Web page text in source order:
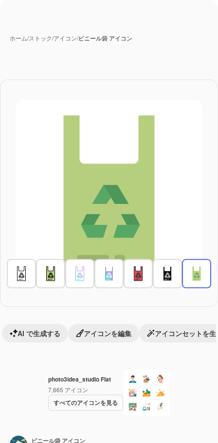
ホーム/ストック/アイコン/ビニール袋 アイコン
photo3idea_studio Flat
7,665 アイコン
すべてのアイコンを見る
AI で生成する アイコンを編集 アイコンセットを生
ビニール袋 アイコン